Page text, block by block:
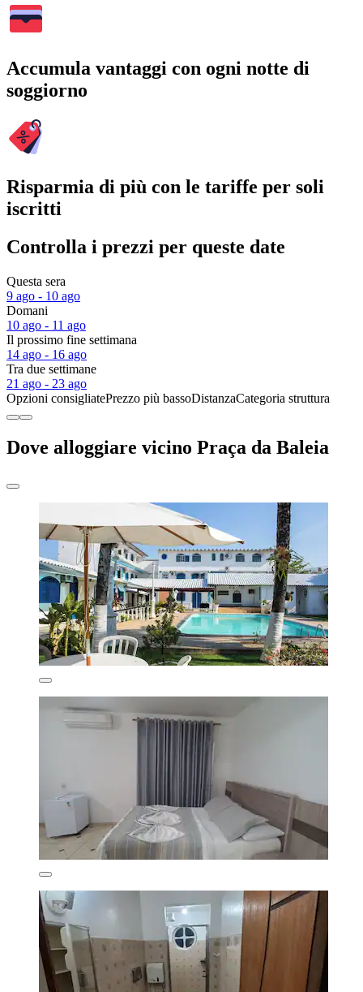
Accumula vantaggi con ogni notte di
soggiorno
Risparmia di più con le tariffe per soli
iscritti
Controlla i prezzi per queste date
Questa sera
9 ago - 10 ago
Domani
10 ago - 11 ago
Il prossimo fine settimana
14 ago - 16 ago
Tra due settimane
21 ago - 23 ago
Opzioni consigliatePrezzo più bassoDistanzaCategoria struttura
Dove alloggiare vicino Praça da Baleia